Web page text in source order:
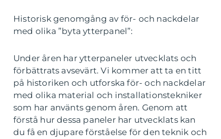
Historisk genomgång av för- och nackdelar
med olika ”byta ytterpanel”:
Under åren har ytterpaneler utvecklats och
förbättrats avsevärt. Vi kommer att ta en titt
på historiken och utforska för- och nackdelar
med olika material och installationstekniker
som har använts genom åren. Genom att
förstå hur dessa paneler har utvecklats kan
du få en djupare förståelse för den teknik och